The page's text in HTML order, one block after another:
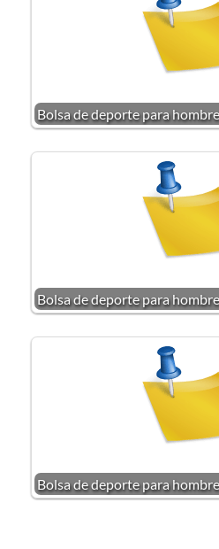
Bolsa de deporte para
Bolsa de deporte para
Bolsa de deporte para